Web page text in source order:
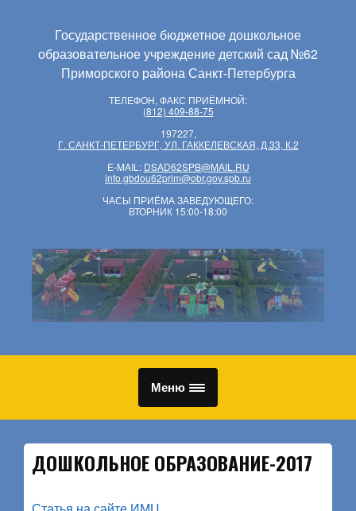
Государственное бюджетное дошкольное
образовательное учреждение детский сад №62
Приморского района Санкт-Петербурга
ТЕЛЕФОН, ФАКС ПРИЁМНОЙ:
(812) 409-88-75
197227,
Г. САНКТ-ПЕТЕРБУРГ, УЛ. ГАККЕЛЕВСКАЯ, Д.33, К.2
E-MAIL: DSAD62SPB@MAIL.RU
info.gbdou62prim@obr.gov.spb.ru
ЧАСЫ ПРИЁМА ЗАВЕДУЮЩЕГО:
ВТОРНИК 15:00-18:00
Меню
ДОШКОЛЬНОЕ ОБРАЗОВАНИЕ-2017